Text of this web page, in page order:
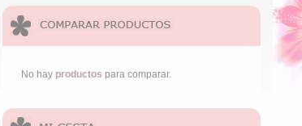
No hay productos para comparar.